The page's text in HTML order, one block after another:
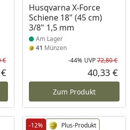
Rabatt in Prozent
Ursprünglicher Preis
€
Aktueller Preis
Husqvarna X-Force
Schiene 18" (45 cm)
3/8" 1,5 mm
Produkt am Lager
Am Lager
41 Münzen
-44% UVP72,80 €
40,33 €
Zum Produkt
-12% Plus-Produkt